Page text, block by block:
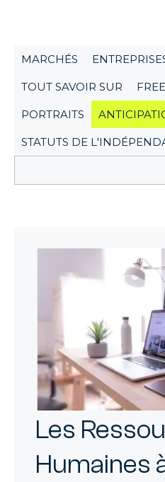
MARCHÉS
TOUT SAVOIR SUR
PORTRAITS
STATUTS DE
Les
Humaines